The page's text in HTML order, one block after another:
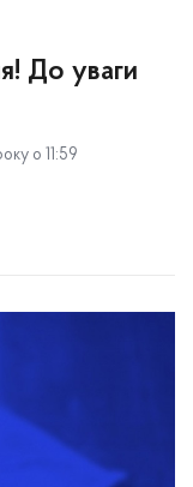
До уваги
о 11:59